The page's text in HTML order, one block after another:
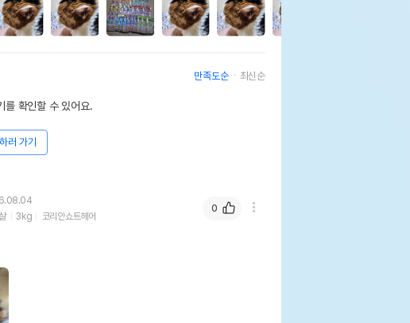
만족도순 최신순
를 확인할 수 있어요.
러 가기
3kg 코리안쇼트헤어
0